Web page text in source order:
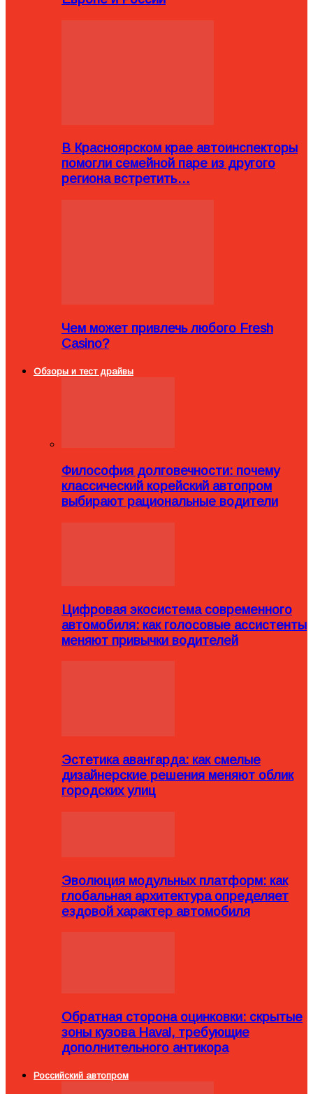
В Красноярском крае автоинспекторы
помогли семейной паре из другого
региона встретить…
Чем может привлечь любого Fresh
Casino?
Обзоры и тест драйвы
Философия долговечности: почему
классический корейский автопром
выбирают рациональные водители
Цифровая экосистема современного
автомобиля: как голосовые ассистенты
меняют привычки водителей
Эстетика авангарда: как смелые
дизайнерские решения меняют облик
городских улиц
Эволюция модульных платформ: как
глобальная архитектура определяет
ездовой характер автомобиля
Обратная сторона оцинковки: скрытые
зоны кузова Haval, требующие
дополнительного антикора
Российский автопром